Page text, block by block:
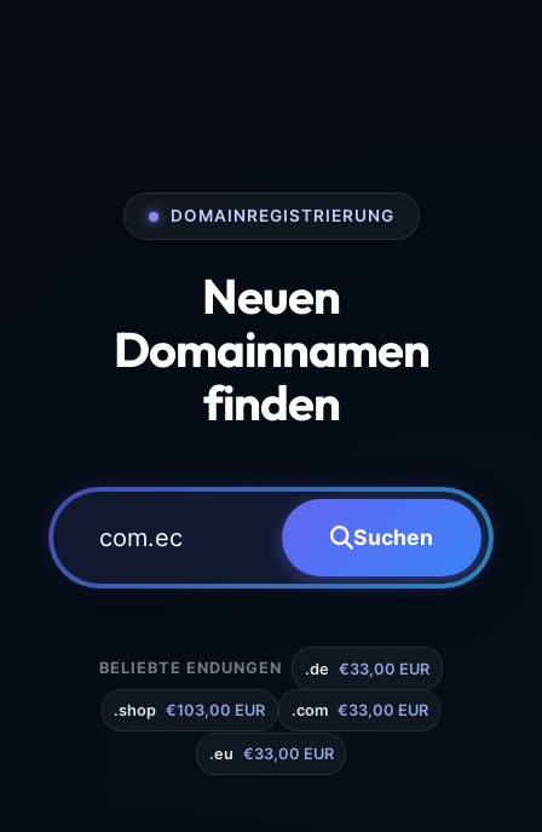
DOMAINREGISTRIERUNG
Neuen
Domainnamen
finden
Suchen
BELIEBTE ENDUNGEN .de €33,00 EUR
.shop €103,00 EUR .com €33,00 EUR
.eu €33,00 EUR